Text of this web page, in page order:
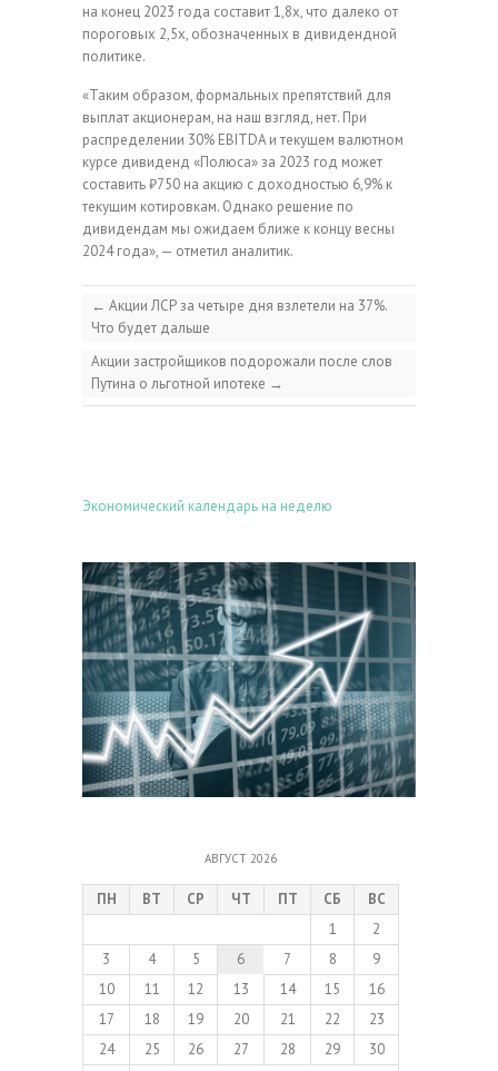
на конец 2023 года составит 1,8х, что далеко от
пороговых 2,5х, обозначенных в дивидендной
политике.
«Таким образом, формальных препятствий для
выплат акционерам, на наш взгляд, нет. При
распределении 30% EBITDA и текущем валютном
курсе дивиденд «Полюса» за 2023 год может
составить ₽750 на акцию с доходностью 6,9% к
текущим котировкам. Однако решение по
дивидендам мы ожидаем ближе к концу весны
2024 года», — отметил аналитик.
← Акции ЛСР за четыре дня взлетели на 37%.
Что будет дальше
Акции застройщиков подорожали после слов
Путина о льготной ипотеке →
Экономический календарь на неделю
АВГУСТ 2026
ПН ВТ СР ЧТ ПТ СБ
ВС
1
2
3
4 5 6 7 8
9
10
11 12 13 14 15
16
17
18 19 20 21 22
23
24
25 26 27 28 29
30